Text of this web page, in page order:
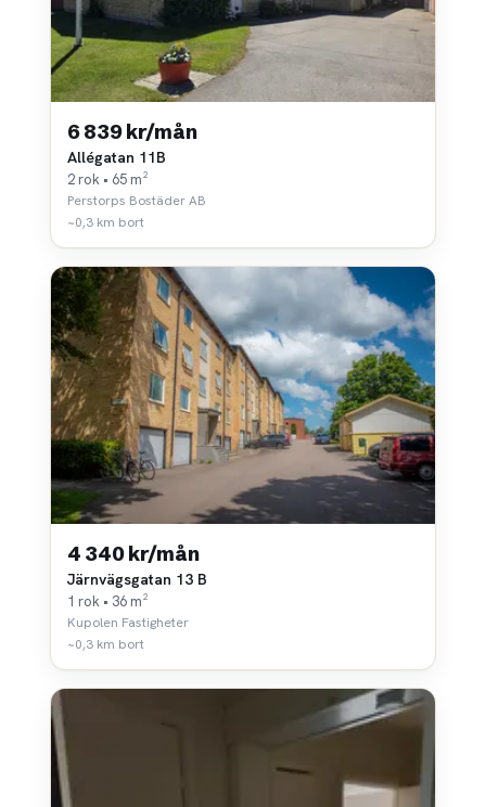
6 839 kr/mån
Allégatan 11B
2 rok • 65 m²
Perstorps Bostäder AB
~0,3 km bort
4 340 kr/mån
Järnvägsgatan 13 B
1 rok • 36 m²
Kupolen Fastigheter
~0,3 km bort